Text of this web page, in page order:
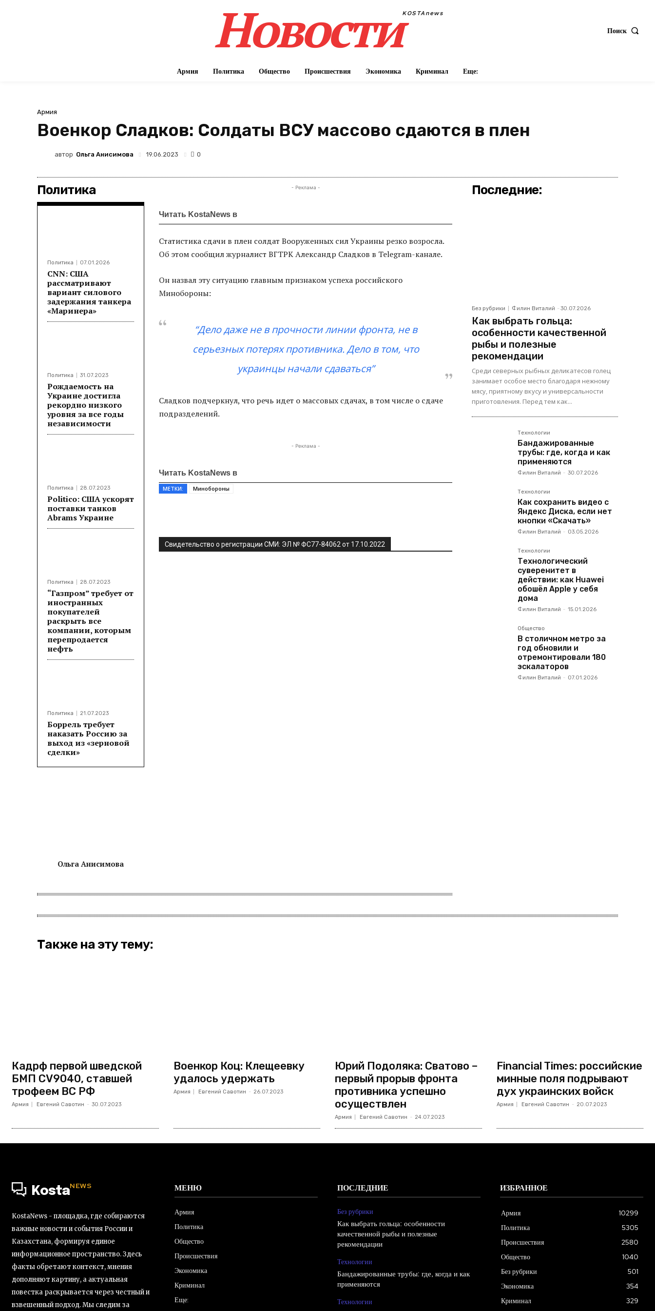
НовостиKOSTAnews
Поиск
Армия Политика Общество Происшествия Экономика Криминал Еще:
Армия
Военкор Сладков: Солдаты ВСУ массово сдаются в плен
автор Ольга Анисимова 19.06.2023 0
Политика
Политика 07.01.2026
CNN: США
рассматривают
вариант силового
задержания танкера
«Маринера»
Политика 31.07.2023
Рождаемость на
Украине достигла
рекордно низкого
уровня за все годы
независимости
Политика 28.07.2023
Politico: США ускорят
поставки танков
Abrams Украине
Политика 28.07.2023
“Газпром” требует от
иностранных
покупателей
раскрыть все
компании, которым
перепродается
нефть
Политика 21.07.2023
Боррель требует
наказать Россию за
выход из «зерновой
сделки»
Ольга Анисимова
- Реклама -
Читать KostaNews в
Статистика сдачи в плен солдат Вооруженных сил Украины резко возросла.
Об этом сообщил журналист ВГТРК Александр Сладков в Telegram-канале.
Он назвал эту ситуацию главным признаком успеха российского
Минобороны:
“Дело даже не в прочности линии фронта, не в
серьезных потерях противника. Дело в том, что
украинцы начали сдаваться”
Сладков подчеркнул, что речь идет о массовых сдачах, в том числе о сдаче
подразделений.
- Реклама -
Читать KostaNews в
МЕТКИ: Минобороны
Свидетельство о регистрации СМИ: ЭЛ № ФС77-84062 от 17.10.2022
Последние:
Без рубрики Филин Виталий - 30.07.2026
Как выбрать гольца:
особенности качественной
рыбы и полезные
рекомендации
Среди северных рыбных деликатесов голец
занимает особое место благодаря нежному
мясу, приятному вкусу и универсальности
приготовления. Перед тем как...
Технологии
Бандажированные
трубы: где, когда и как
применяются
Филин Виталий - 30.07.2026
Технологии
Как сохранить видео с
Яндекс Диска, если нет
кнопки «Скачать»
Филин Виталий - 03.05.2026
Технологии
Технологический
суверенитет в
действии: как Huawei
обошёл Apple у себя
дома
Филин Виталий - 15.01.2026
Общество
В столичном метро за
год обновили и
отремонтировали 180
эскалаторов
Филин Виталий - 07.01.2026
Также на эту тему:
Кадрф первой шведской
БМП CV9040, ставшей
трофеем ВС РФ
Армия Евгений Савотин - 30.07.2023
Военкор Коц: Клещеевку
удалось удержать
Армия Евгений Савотин - 26.07.2023
Юрий Подоляка: Сватово –
первый прорыв фронта
противника успешно
осуществлен
Армия Евгений Савотин - 24.07.2023
Financial Times: российские
минные поля подрывают
дух украинских войск
Армия Евгений Савотин - 20.07.2023
KostaNEWS
KostaNews - площадка, где собираются
важные новости и события России и
Казахстана, формируя единое
информационное пространство. Здесь
факты обретают контекст, мнения
дополняют картину, а актуальная
повестка раскрывается через честный и
взвешенный подход. Мы следим за
МЕНЮ
Армия
Политика
Общество
Происшествия
Экономика
Криминал
Еще:
ПОСЛЕДНИЕ
Без рубрики
Как выбрать гольца: особенности
качественной рыбы и полезные
рекомендации
Технологии
Бандажированные трубы: где, когда и как
применяются
Технологии
ИЗБРАННОЕ
Армия
10299
Политика
5305
Происшествия
2580
Общество
1040
Без рубрики
501
Экономика
354
Криминал
329